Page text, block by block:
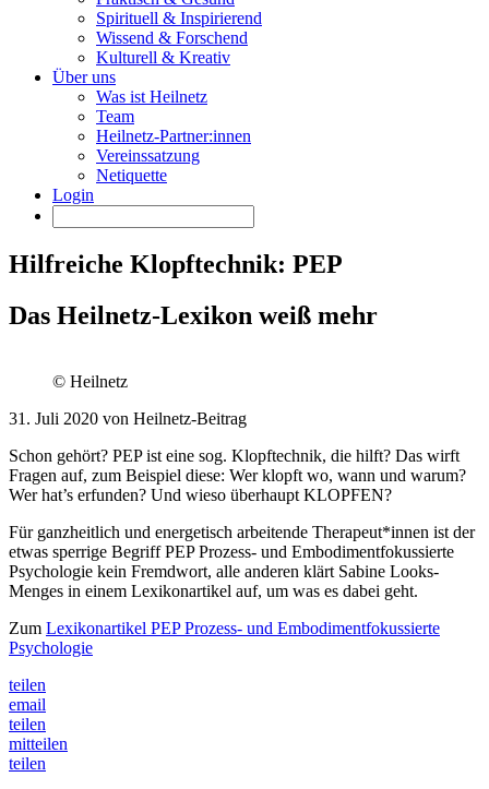
Spirituell & Inspirierend
Wissend & Forschend
Kulturell & Kreativ
Über uns
Was ist Heilnetz
Team
Heilnetz-Partner:innen
Vereinssatzung
Netiquette
Login
Hilfreiche Klopftechnik: PEP
Das Heilnetz-Lexikon weiß mehr
© Heilnetz
31. Juli 2020 von Heilnetz-Beitrag
Schon gehört? PEP ist eine sog. Klopftechnik, die hilft? Das wirft
Fragen auf, zum Beispiel diese: Wer klopft wo, wann und warum?
Wer hat’s erfunden? Und wieso überhaupt KLOPFEN?
Für ganzheitlich und energetisch arbeitende Therapeut*innen ist der
etwas sperrige Begriff PEP Prozess- und Embodimentfokussierte
Psychologie kein Fremdwort, alle anderen klärt Sabine Looks-
Menges in einem Lexikonartikel auf, um was es dabei geht.
Zum Lexikonartikel PEP Prozess- und Embodimentfokussierte
Psychologie
teilen
email
teilen
mitteilen
teilen